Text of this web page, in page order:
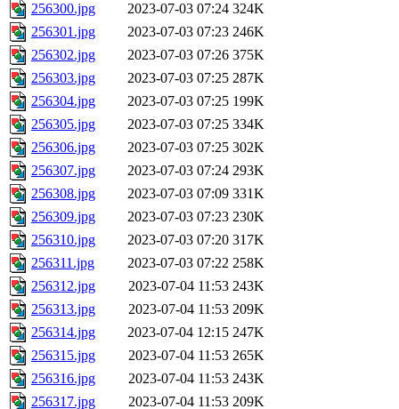
256300.jpg
2023-07-03 07:24 324K
256301.jpg
2023-07-03 07:23 246K
256302.jpg
2023-07-03 07:26 375K
256303.jpg
2023-07-03 07:25 287K
256304.jpg
2023-07-03 07:25 199K
256305.jpg
2023-07-03 07:25 334K
256306.jpg
2023-07-03 07:25 302K
256307.jpg
2023-07-03 07:24 293K
256308.jpg
2023-07-03 07:09 331K
256309.jpg
2023-07-03 07:23 230K
256310.jpg
2023-07-03 07:20 317K
256311.jpg
2023-07-03 07:22 258K
256312.jpg
2023-07-04 11:53 243K
256313.jpg
2023-07-04 11:53 209K
256314.jpg
2023-07-04 12:15 247K
256315.jpg
2023-07-04 11:53 265K
256316.jpg
2023-07-04 11:53 243K
256317.jpg
2023-07-04 11:53 209K